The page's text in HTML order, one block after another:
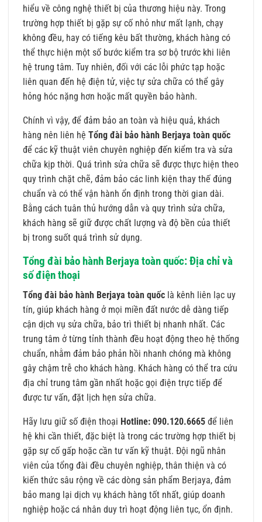
hiểu về công nghệ thiết bị của thương hiệu này. Trong
trường hợp thiết bị gặp sự cố nhỏ như mất lạnh, chạy
không đều, hay có tiếng kêu bất thường, khách hàng có
thể thực hiện một số bước kiểm tra sơ bộ trước khi liên
hệ trung tâm. Tuy nhiên, đối với các lỗi phức tạp hoặc
liên quan đến hệ điện tử, việc tự sửa chữa có thể gây
hỏng hóc nặng hơn hoặc mất quyền bảo hành.
Chính vì vậy, để đảm bảo an toàn và hiệu quả, khách
hàng nên liên hệ Tổng đài bảo hành Berjaya toàn quốc
để các kỹ thuật viên chuyên nghiệp đến kiểm tra và sửa
chữa kịp thời. Quá trình sửa chữa sẽ được thực hiện theo
quy trình chặt chẽ, đảm bảo các linh kiện thay thế đúng
chuẩn và có thể vận hành ổn định trong thời gian dài.
Bằng cách tuân thủ hướng dẫn và quy trình sửa chữa,
khách hàng sẽ giữ được chất lượng và độ bền của thiết
bị trong suốt quá trình sử dụng.
Tổng đài bảo hành Berjaya toàn quốc: Địa chỉ và
số điện thoại
Tổng đài bảo hành Berjaya toàn quốc là kênh liên lạc uy
tín, giúp khách hàng ở mọi miền đất nước dễ dàng tiếp
cận dịch vụ sửa chữa, bảo trì thiết bị nhanh nhất. Các
trung tâm ở từng tỉnh thành đều hoạt động theo hệ thống
chuẩn, nhằm đảm bảo phản hồi nhanh chóng mà không
gây chậm trễ cho khách hàng. Khách hàng có thể tra cứu
địa chỉ trung tâm gần nhất hoặc gọi điện trực tiếp để
được tư vấn, đặt lịch hẹn sửa chữa.
Hãy lưu giữ số điện thoại Hotline: 090.120.6665 để liên
hệ khi cần thiết, đặc biệt là trong các trường hợp thiết bị
gặp sự cố gấp hoặc cần tư vấn kỹ thuật. Đội ngũ nhân
viên của tổng đài đều chuyên nghiệp, thân thiện và có
kiến thức sâu rộng về các dòng sản phẩm Berjaya, đảm
bảo mang lại dịch vụ khách hàng tốt nhất, giúp doanh
nghiệp hoặc cá nhân duy trì hoạt động liên tục, ổn định.